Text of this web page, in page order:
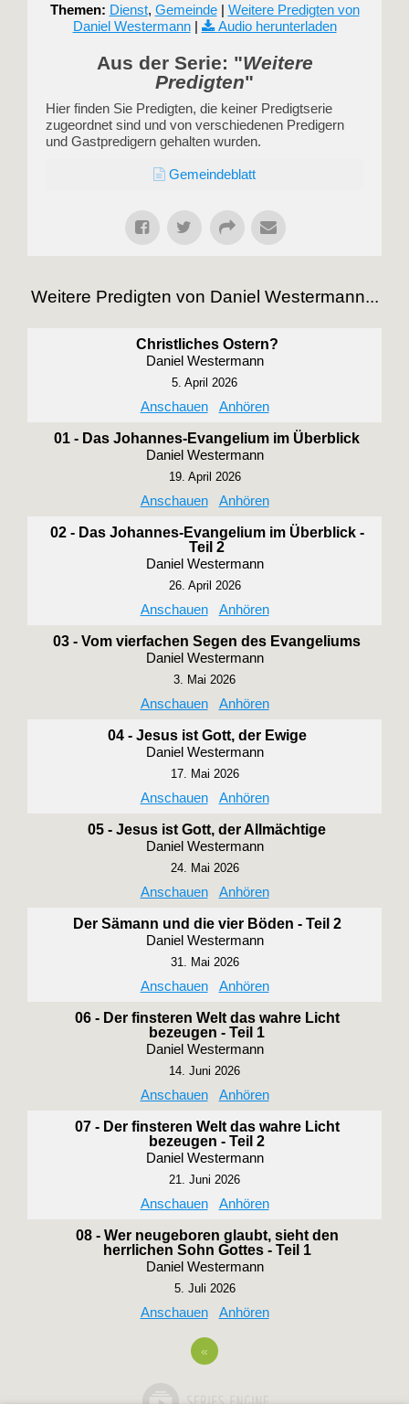
Themen: Dienst, Gemeinde| Weitere Predigten von
Daniel Westermann| Audio herunterladen
Aus der Serie: "Weitere
Predigten"
Hier finden Sie Predigten, die keiner Predigtserie
zugeordnet sind und von verschiedenen Predigern
und Gastpredigern gehalten wurden.
Gemeindeblatt
Weitere Predigten von Daniel Westermann...
Christliches Ostern?
Daniel Westermann
5. April 2026
Anschauen Anhören
01 - Das Johannes-Evangelium im Überblick
Daniel Westermann
19. April 2026
Anschauen Anhören
02 - Das Johannes-Evangelium im Überblick -
Teil 2
Daniel Westermann
26. April 2026
Anschauen Anhören
03 - Vom vierfachen Segen des Evangeliums
Daniel Westermann
3. Mai 2026
Anschauen Anhören
04 - Jesus ist Gott, der Ewige
Daniel Westermann
17. Mai 2026
Anschauen Anhören
05 - Jesus ist Gott, der Allmächtige
Daniel Westermann
24. Mai 2026
Anschauen Anhören
Der Sämann und die vier Böden - Teil 2
Daniel Westermann
31. Mai 2026
Anschauen Anhören
06 - Der finsteren Welt das wahre Licht
bezeugen - Teil 1
Daniel Westermann
14. Juni 2026
Anschauen Anhören
07 - Der finsteren Welt das wahre Licht
bezeugen - Teil 2
Daniel Westermann
21. Juni 2026
Anschauen Anhören
08 - Wer neugeboren glaubt, sieht den
herrlichen Sohn Gottes - Teil 1
Daniel Westermann
5. Juli 2026
Anschauen Anhören
«